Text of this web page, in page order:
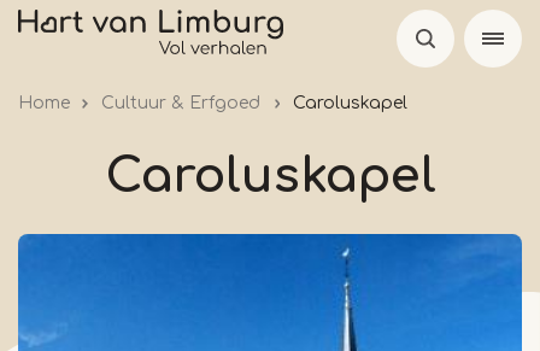
Skip
Home Cultuur & Erfgoed Caroluskapel
Caroluskapel